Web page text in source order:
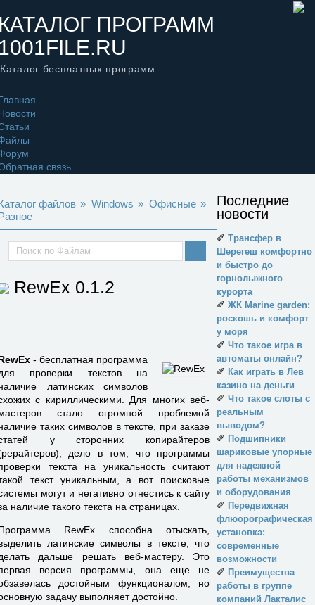
ПРОГРАММ
Каталог бесплатных программ
связь
файлов » Windows » Офисные »
RewEx 0.1.2
- бесплатная программа
проверки текстов на
латинских символов
с кириллическими. Для многих веб-
стало огромной проблемой
таких символов в тексте, при заказе
у сторонних копирайтеров
дело в том, что программы
текста на уникальность считают
текст уникальным, а вот поисковые
могут и негативно отнестись к сайту
наличие такого текста на страницах.
RewEx способна отыскать,
латинские символы в тексте, что
дальше решать веб-мастеру. Это
версия программы, она еще не
достойным функционалом, но
задачу выполняет достойно.
Последние
новости
✐ Трансфер в
Шерегеш комфортно
и быстро до
горнолыжного
курорта
✐ ЖК Marine garden:
роскошь и комфорт
у моря
✐ Что такое игра в
автоматы онлайн?
✐ Как играть в Лев
казино на деньги
✐ Что такое слоты с
реальным
выводом?
✐ Подшипники
шариковые упорные
для надежной
работы механизмов
и оборудования
✐ Передвижная
флюорографическая
установка:
современные
возможности
✐ Преимущества
работы в группе
компаний Лакталис